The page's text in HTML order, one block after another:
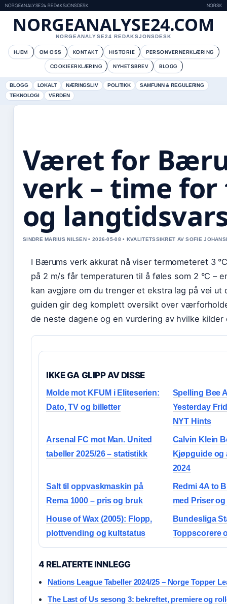
NORGEANALYSE24 REDAKSJONSDESK NORSK
NORGEANALYSE24.COM
NORGEANALYSE24 REDAKSJONSDESK
HJEM OM OSS KONTAKT HISTORIE
PERSONVERNERKLÆRING
COOKIEERKLÆRING
NYHETSBREV BLOGG
BLOGG LOKALT NÆRINGSLIV POLITIKK
SAMFUNN & REGULERING
TEKNOLOGI
VERDEN
Været for
verk – time
og
SINDRE MARIUS NILSEN • 2026-05-08 • KVALITETSSIKRET AV SOFIE
I Bærums verk akkurat nå viser termometeret 3
på 2 m/s får temperaturen til å føles som 2 °C –
kan avgjøre om du trenger et ekstra lag på vei ut
guiden gir deg komplett oversikt over
de neste dagene og en vurdering av hvilke kilder
IKKE GA GLIPP AV DISSE
Molde mot KFUM i Eliteserien:
Dato, TV og billetter
Spelling Bee
Yesterday
NYT Hints
Arsenal FC mot Man. United
tabeller 2025/26 – statistikk
Calvin Klein
Kjøpguide og
2024
Salt til oppvaskmaskin på
Rema 1000 – pris og bruk
Redmi 4A to
med Priser
House of Wax (2005): Flopp,
plottvending og kultstatus
Bundesliga
Toppscorere
4 RELATERTE INNLEGG
Nations League Tabeller 2024/25 – Norge Topper
The Last of Us sesong 3: bekreftet, premiere og